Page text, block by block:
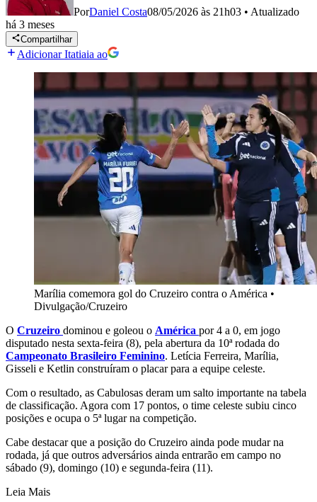
PorDaniel Costa08/05/2026 às 21h03 • Atualizado
há 3 meses
Compartilhar
Adicionar Itatiaia ao
Marília comemora gol do Cruzeiro contra o América •
Divulgação/Cruzeiro
O Cruzeiro dominou e goleou o América por 4 a 0, em jogo
disputado nesta sexta-feira (8), pela abertura da 10ª rodada do
Campeonato Brasileiro Feminino. Letícia Ferreira, Marília,
Gisseli e Ketlin construíram o placar para a equipe celeste.
Com o resultado, as Cabulosas deram um salto importante na tabela
de classificação. Agora com 17 pontos, o time celeste subiu cinco
posições e ocupa o 5ª lugar na competição.
Cabe destacar que a posição do Cruzeiro ainda pode mudar na
rodada, já que outros adversários ainda entrarão em campo no
sábado (9), domingo (10) e segunda-feira (11).
Leia Mais